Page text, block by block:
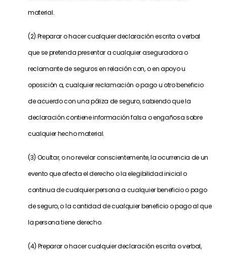
material.
(2) Preparar o hacer cualquier declaración escrita o verbal
que se pretenda presentar a cualquier aseguradora o
reclamante de seguros en relación con, o en apoyo u
oposición a, cualquier reclamación o pago u otro beneficio
de acuerdo con una póliza de seguro, sabiendo que la
declaración contiene información falsa o engañosa sobre
cualquier hecho material.
(3) Ocultar, o no revelar conscientemente, la ocurrencia de un
evento que afecta el derecho o la elegibilidad inicial o
continua de cualquier persona a cualquier beneficio o pago
de seguro, o la cantidad de cualquier beneficio o pago al que
la persona tiene derecho.
(4) Preparar o hacer cualquier declaración escrita o verbal,